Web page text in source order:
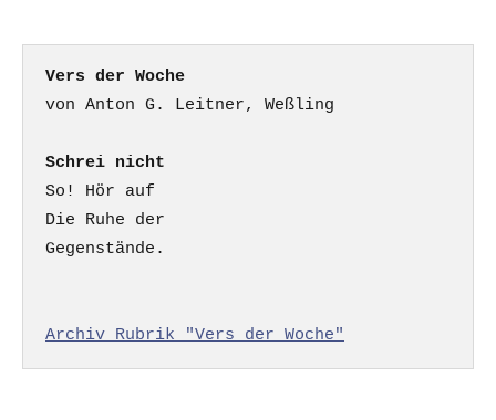
Vers der Woche
Schrei nicht
So! Hör auf
Die Ruhe der
Gegenstände.
Archiv Rubrik "Vers der Woche"